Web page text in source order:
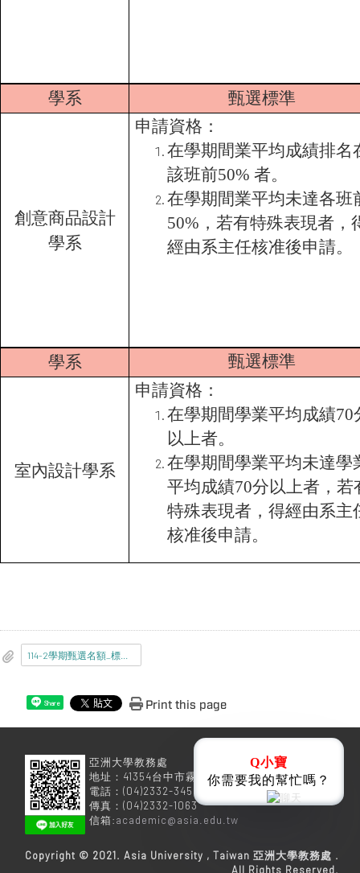
學系 甄選標準
創意商品設計
學系
申請資格：
在學期間業平均成績排名
該班前50% 者。
在學期間業平均未達各班
50%，若有特殊表現者，
經由系主任核准後申請。
學系 甄選標準
室內設計學系
申請資格：
在學期間學業平均成績70
以上者。
在學期間學業平均未達學
平均成績70分以上者，若
特殊表現者，得經由系主
核准後申請。
Share Print this page
亞洲大學教務處
地址：41354台中市霧峰區柳豐路500號
電話：(04)2332-3456
傳真：(04)2332-1063
信箱:academic@asia.edu.tw
Copyright © 2021. Asia University , Taiwan 亞洲大學教務處 .
All Rights Reserved.
Q小寶
你需要我的幫忙嗎？